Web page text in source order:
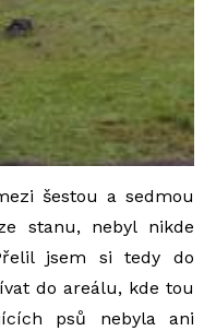
šestou a sedmou
stanu, nebyl nikde
jsem si tedy do
do areálu, kde tou
psů nebyla ani